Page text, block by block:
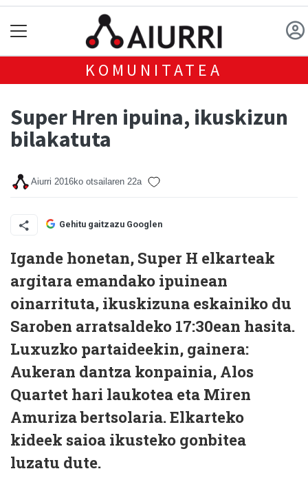
KOMUNITATEA
Super Hren ipuina, ikuskizun
bilakatuta
Aiurri 2016ko otsailaren 22a
Gehitu gaitzazu Googlen
Igande honetan, Super H elkarteak
argitara emandako ipuinean
oinarrituta, ikuskizuna eskainiko du
Saroben arratsaldeko 17:30ean hasita.
Luxuzko partaideekin, gainera:
Aukeran dantza konpainia, Alos
Quartet hari laukotea eta Miren
Amuriza bertsolaria. Elkarteko
kideek saioa ikusteko gonbitea
luzatu dute.